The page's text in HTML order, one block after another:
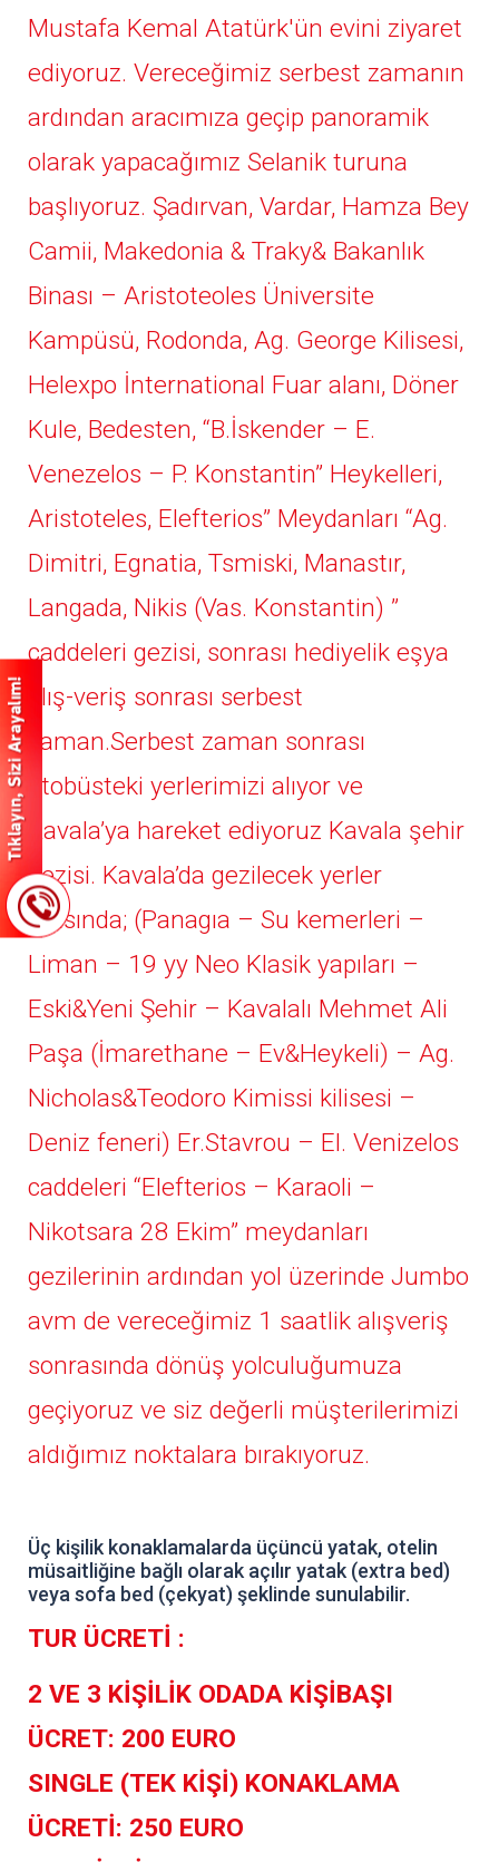
Mustafa Kemal Atatürk'ün evini ziyaret
ediyoruz. Vereceğimiz serbest zamanın
ardından aracımıza geçip panoramik
olarak yapacağımız Selanik turuna
başlıyoruz. Şadırvan, Vardar, Hamza Bey
Camii, Makedonia & Traky& Bakanlık
Binası – Aristoteoles Üniversite
Kampüsü, Rodonda, Ag. George Kilisesi,
Helexpo İnternational Fuar alanı, Döner
Kule, Bedesten, “B.İskender – E.
Venezelos – P. Konstantin” Heykelleri,
Aristoteles, Elefterios” Meydanları “Ag.
Dimitri, Egnatia, Tsmiski, Manastır,
Langada, Nikis (Vas. Konstantin) ”
caddeleri gezisi, sonrası hediyelik eşya
alış-veriş sonrası serbest
zaman.Serbest zaman sonrası
otobüsteki yerlerimizi alıyor ve
Kavala’ya hareket ediyoruz Kavala şehir
gezisi. Kavala’da gezilecek yerler
arasında; (Panagıa – Su kemerleri –
Liman – 19 yy Neo Klasik yapıları –
Eski&Yeni Şehir – Kavalalı Mehmet Ali
Paşa (İmarethane – Ev&Heykeli) – Ag.
Nicholas&Teodoro Kimissi kilisesi –
Deniz feneri) Er.Stavrou – El. Venizelos
caddeleri “Elefterios – Karaoli –
Nikotsara 28 Ekim” meydanları
gezilerinin ardından yol üzerinde Jumbo
avm de vereceğimiz 1 saatlik alışveriş
sonrasında dönüş yolculuğumuza
geçiyoruz ve siz değerli müşterilerimizi
aldığımız noktalara bırakıyoruz.
Üç kişilik konaklamalarda üçüncü yatak, otelin
müsaitliğine bağlı olarak açılır yatak (extra bed)
veya sofa bed (çekyat) şeklinde sunulabilir.
TUR ÜCRETİ :
2 VE 3 KİŞİLİK ODADA KİŞİBAŞI
ÜCRET: 200 EURO
SINGLE (TEK KİŞİ) KONAKLAMA
ÜCRETİ: 250 EURO